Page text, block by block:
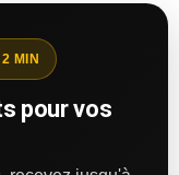
MIN
pour vos